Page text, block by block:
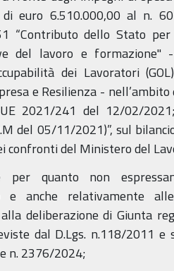
euro 6.510.000,00 al n.
“Contributo dello Stato
del lavoro e formazione"
dei Lavoratori
e Resilienza -
2021/241 del 12/02/
del 05/11/2021)”, sul
confronti del Ministero del
quanto non
e anche relativamente
deliberazione di Giunta
dal D.Lgs. n.118/2011 e
n. 2376/2024;